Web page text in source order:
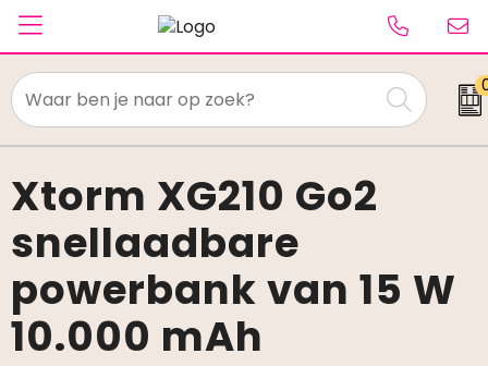
Textiel
Paraplu's
Caps & Beanies
Tassen
Drinkwaren
Xtorm XG210 Go2
snellaadbare
powerbank van 15 W
10.000 mAh